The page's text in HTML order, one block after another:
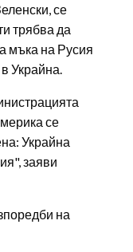
се
трябва да
мъка на Русия
Украйна.
се
Украйна
заяви
на